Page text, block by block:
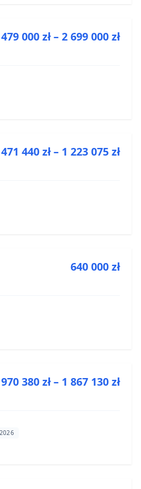
479 000 zł – 2 699 000 zł
471 440 zł – 1 223 075 zł
640 000 zł
970 380 zł – 1 867 130 zł